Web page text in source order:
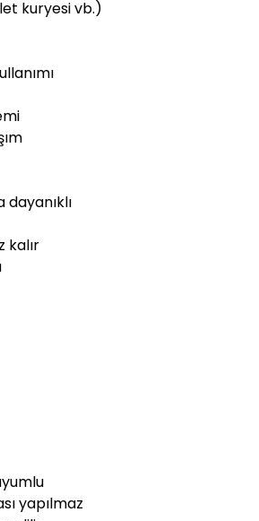
kuryesi vb.)
kalır
yapılmaz